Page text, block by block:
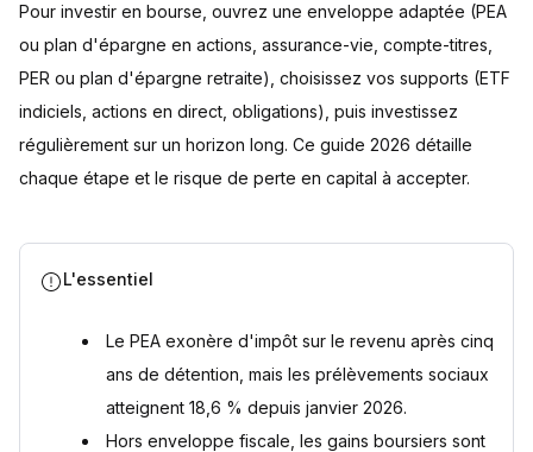
perdre
2. Informez-vous et formez-vous avant d’investir en
Les différents placements financiers pour investir en Bourse
Investir dans les matières premières
Comment sont imposés les gains en bourse en 2026 ?
Est-il risqué d’investir en bourse ?
Comment investir en bourse avec un petit budget ?
Comment débuter en Bourse ?
Sources
Pour investir en bourse, ouvrez une enveloppe adaptée (PEA
ou plan d'épargne en actions, assurance-vie, compte-titres,
PER ou plan d'épargne retraite), choisissez vos supports (ETF
indiciels, actions en direct, obligations), puis investissez
régulièrement sur un horizon long. Ce guide 2026 détaille
chaque étape et le risque de perte en capital à accepter.
L'essentiel
Le PEA exonère d'impôt sur le revenu après cinq
ans de détention, mais les prélèvements sociaux
atteignent 18,6 % depuis janvier 2026.
Hors enveloppe fiscale, les gains boursiers sont